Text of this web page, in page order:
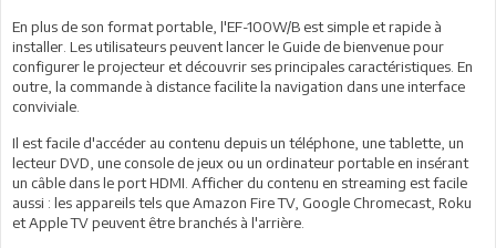
En plus de son format portable, l'EF-100W/B est simple et rapide à
installer. Les utilisateurs peuvent lancer le Guide de bienvenue pour
configurer le projecteur et découvrir ses principales caractéristiques. En
outre, la commande à distance facilite la navigation dans une interface
conviviale.
Il est facile d'accéder au contenu depuis un téléphone, une tablette, un
lecteur DVD, une console de jeux ou un ordinateur portable en insérant
un câble dans le port HDMI. Afficher du contenu en streaming est facile
aussi : les appareils tels que Amazon Fire TV, Google Chromecast, Roku
et Apple TV peuvent être branchés à l'arrière.